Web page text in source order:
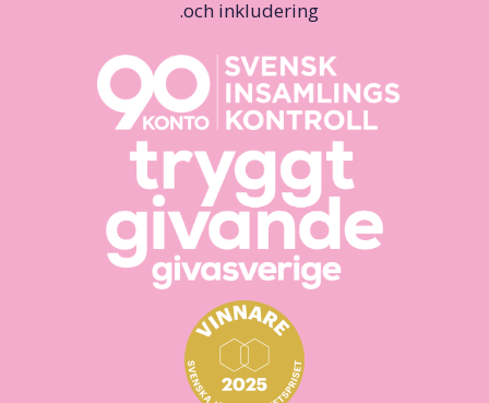
och inkludering.